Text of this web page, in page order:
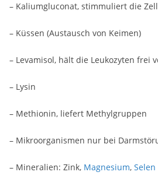
– Kaliumgluconat, stimmuliert die
– Küssen (Austausch von Keimen)
– Levamisol, hält die Leukozyten frei
– Lysin
– Methionin, liefert Methylgruppen
– Mikroorganismen nur bei
– Mineralien: Zink, Magnesium, Selen